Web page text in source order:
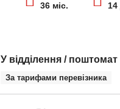
36 міс.
14
У відділення /
За тарифами перевізника